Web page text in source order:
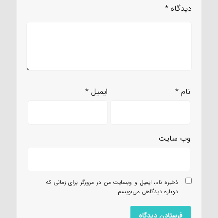
دیدگاه *
نام* ایمیل*
وب‌ سایت
ذخیره نام، ایمیل و وبسایت من در مرورگر برای زمانی که
دوباره دیدگاهی می‌نویسم.